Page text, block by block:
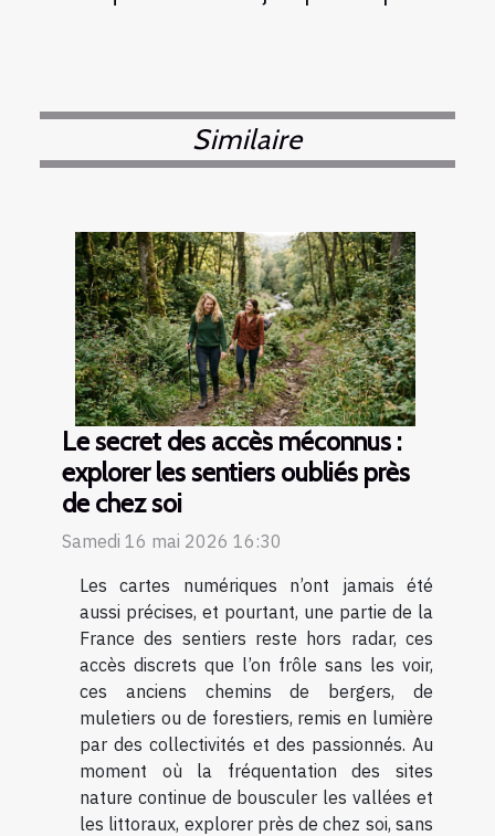
Similaire
Le secret des accès méconnus :
explorer les sentiers oubliés près
de chez soi
Samedi 16 mai 2026 16:30
Les cartes numériques n’ont jamais été
aussi précises, et pourtant, une partie de la
France des sentiers reste hors radar, ces
accès discrets que l’on frôle sans les voir,
ces anciens chemins de bergers, de
muletiers ou de forestiers, remis en lumière
par des collectivités et des passionnés. Au
moment où la fréquentation des sites
nature continue de bousculer les vallées et
les littoraux, explorer près de chez soi, sans